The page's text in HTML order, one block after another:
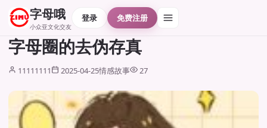
字母哦
小众亚文化交友
登录 免费注册
字母圈的去伪存真
11111111 2025-04-25情感故事 27